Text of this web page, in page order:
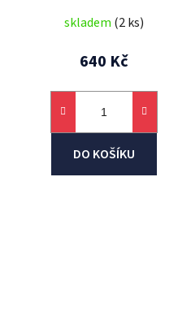
skladem (2 ks)
640 Kč
DO KOŠÍKU